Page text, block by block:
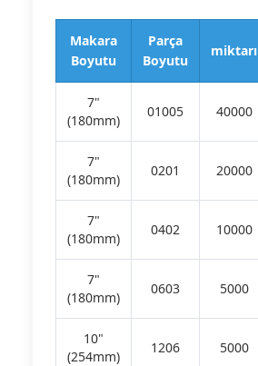
Makara
Boyutu
Parça
Boyutu
miktarı
7"
(180mm)
01005 40000
7"
(180mm)
0201 20000
7"
(180mm)
0402 10000
7"
(180mm)
0603 5000
10"
(254mm)
1206 5000